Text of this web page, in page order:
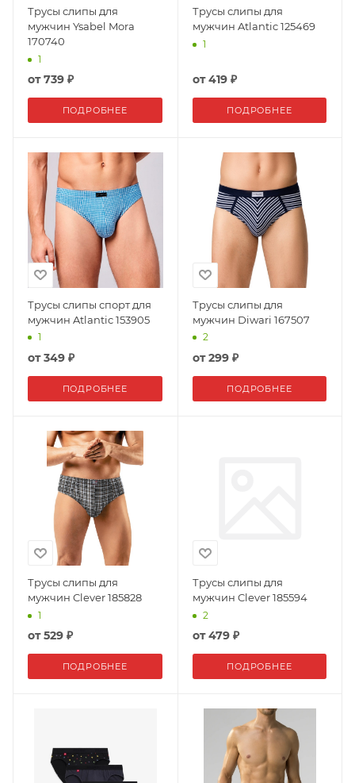
Трусы слипы для
мужчин Ysabel Mora
170740
1
от739 ₽
ПОДРОБНЕЕ
Трусы слипы для
мужчин Atlantic 125469
1
от419 ₽
ПОДРОБНЕЕ
Трусы слипы спорт для
мужчин Atlantic 153905
1
от349 ₽
ПОДРОБНЕЕ
Трусы слипы для
мужчин Diwari 167507
2
от299 ₽
ПОДРОБНЕЕ
Трусы слипы для
мужчин Clever 185828
1
от529 ₽
ПОДРОБНЕЕ
Трусы слипы для
мужчин Clever 185594
2
от479 ₽
ПОДРОБНЕЕ